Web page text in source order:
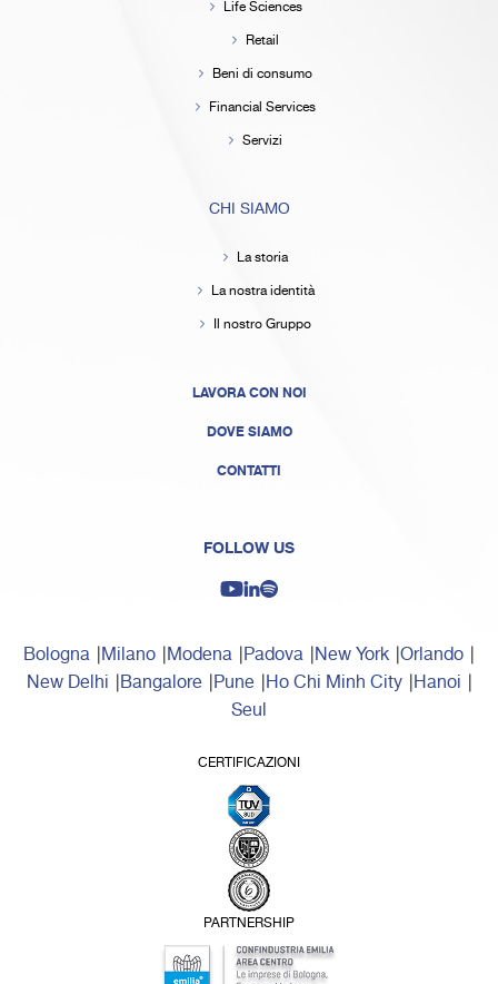
Life Sciences
Retail
Beni di consumo
Financial Services
Servizi
CHI SIAMO
La storia
La nostra identità
Il nostro Gruppo
LAVORA CON NOI
DOVE SIAMO
CONTATTI
FOLLOW US
Bologna Milano Modena Padova New York Orlando
New Delhi Bangalore Pune Ho Chi Minh City Hanoi
Seul
CERTIFICAZIONI
PARTNERSHIP